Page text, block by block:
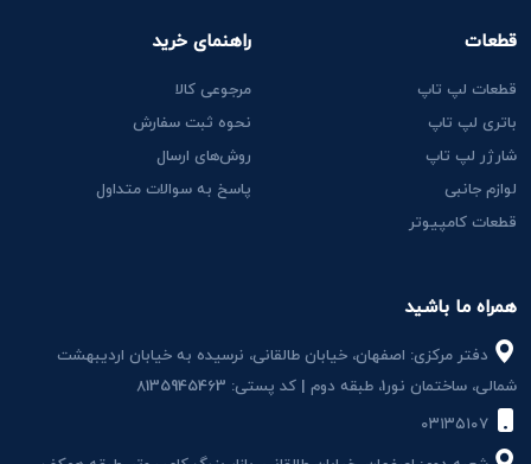
همراه ما باشید
دفتر مرکزی: اصفهان، خیابان طالقانی، نرسیده به خیابان اردیبهشت
شمالی، ساختمان نور1، طبقه دوم | کد پستی: 8135945463
قطعات
قطعات لپ تاپ
باتری لپ تاپ
شارژر لپ تاپ
لوازم جانبی
قطعات کامپیوتر
راهنمای خرید
مرجوعی کالا
نحوه ثبت سفارش
روش‌های ارسال
پاسخ به سوالات متداول